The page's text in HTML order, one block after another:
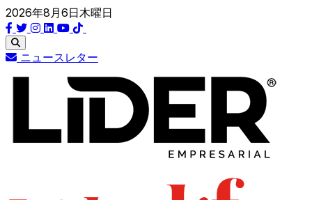
2026年8月6日木曜日
ニュースレター